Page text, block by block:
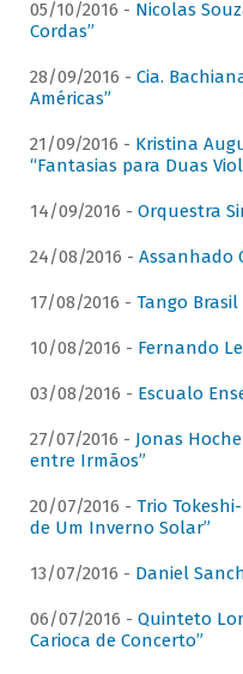
05/10/2016 - Nicolas
Cordas”
28/09/2016 - Cia.
Américas”
21/09/2016 - Kristina
“Fantasias para Duas
14/09/2016 - Orquestra
24/08/2016 - Assanhado
17/08/2016 - Tango
10/08/2016 - Fernando
03/08/2016 - Escualo
27/07/2016 - Jonas
entre Irmãos”
20/07/2016 - Trio
de Um Inverno Solar”
13/07/2016 - Daniel
06/07/2016 - Quinteto
Carioca de Concerto”